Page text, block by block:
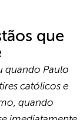
que
quando Paulo
católicos e
quando